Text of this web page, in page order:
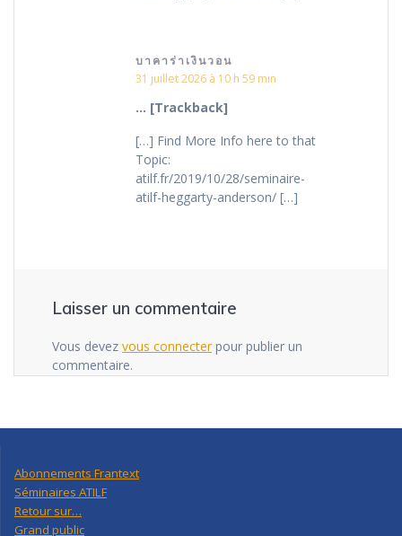
บาคาร่าเงินวอน
31 juillet 2026 à 10 h 59 min
… [Trackback]
[…] Find More Info here to that
Topic:
atilf.fr/2019/10/28/seminaire-
atilf-heggarty-anderson/ […]
Laisser un commentaire
Vous devez vous connecterpour publier un
commentaire.
Abonnements Frantext
Séminaires ATILF
Retour sur…
Grand public